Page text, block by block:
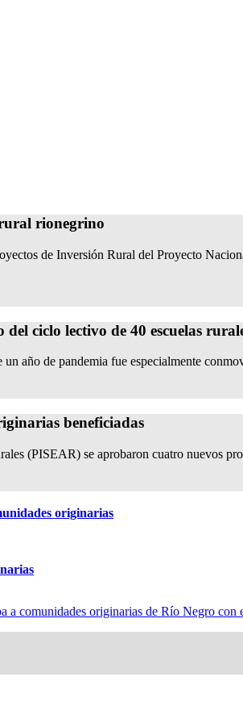
rionegrino
de Inversión Rural del Proyecto
ciclo lectivo de 40 escuelas
año de pandemia fue especialmente
beneficiadas
(PISEAR) se aprobaron cuatro nuevos
originarias
a comunidades originarias de Río Negro